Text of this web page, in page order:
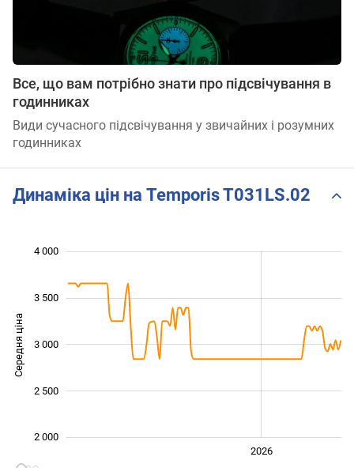
Все, що вам потрібно знати про підсвічування в
годинниках
Види сучасного підсвічування у звичайних і розумних
годинниках
Динаміка цін на Temporis T031LS.02
Середня ціна 2 400
2 000
3 000
4 000
3 500
2 500
2026